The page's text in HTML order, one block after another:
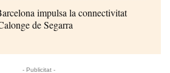
impulsa la connectivitat
de Segarra
- Publicitat -